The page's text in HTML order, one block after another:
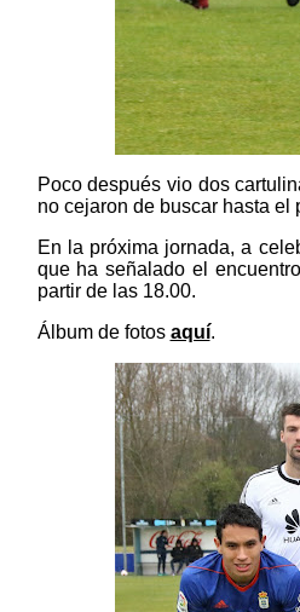
Poco después vio dos
no cejaron de buscar hasta
En la próxima jornada, a
que ha señalado el
partir de las 18.00.
Álbum de fotos aquí.